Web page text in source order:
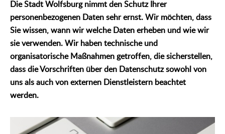
Die Stadt Wolfsburg nimmt den Schutz Ihrer
personenbezogenen Daten sehr ernst. Wir möchten, dass
Sie wissen, wann wir welche Daten erheben und wie wir
sie verwenden. Wir haben technische und
organisatorische Maßnahmen getroffen, die sicherstellen,
dass die Vorschriften über den Datenschutz sowohl von
uns als auch von externen Dienstleistern beachtet
werden.